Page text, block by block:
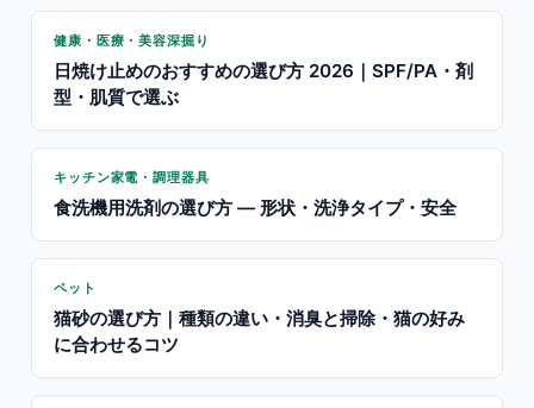
健康・医療・美容深掘り
日焼け止めのおすすめの選び方 2026｜SPF/PA・剤
型・肌質で選ぶ
キッチン家電・調理器具
食洗機用洗剤の選び方 — 形状・洗浄タイプ・安全
ペット
猫砂の選び方｜種類の違い・消臭と掃除・猫の好み
に合わせるコツ